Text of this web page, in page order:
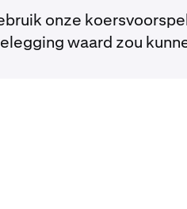
onze
waard zou